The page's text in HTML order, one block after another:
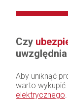
Czy
Aby uniknąć
warto wykupić
elektrycznego.